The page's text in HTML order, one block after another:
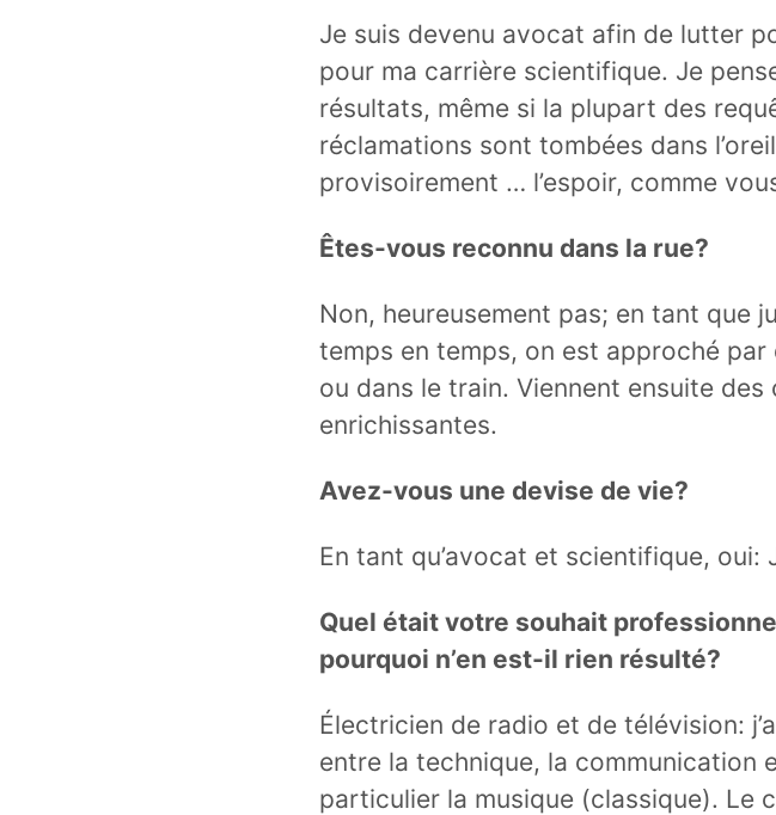
Je suis devenu avocat afin de lutter
pour ma carrière scientifique. Je
résultats, même si la plupart des
réclamations sont tombées dans
provisoirement … l’espoir, comme
Êtes-vous reconnu dans la rue?
Non, heureusement pas; en tant que
temps en temps, on est approché par
ou dans le train. Viennent ensuite
enrichissantes.
Avez-vous une devise de vie?
En tant qu’avocat et scientifique, oui:
Quel était votre souhait
pourquoi n’en est-il rien résulté?
Électricien de radio et de télévision:
entre la technique, la communication
particulier la musique (classique). Le